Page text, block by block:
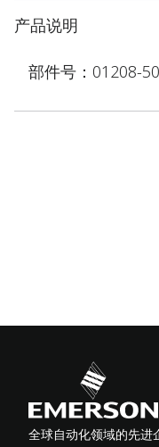
产品说明
部件号：01208-
全球自动化领域的先进